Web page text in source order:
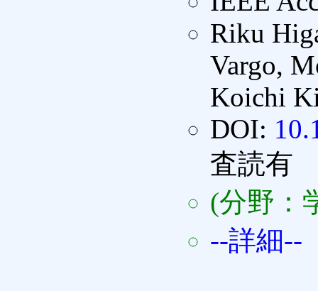
Riku
Vargo,
Koichi
DOI:
査読有
(分野：
--詳細--